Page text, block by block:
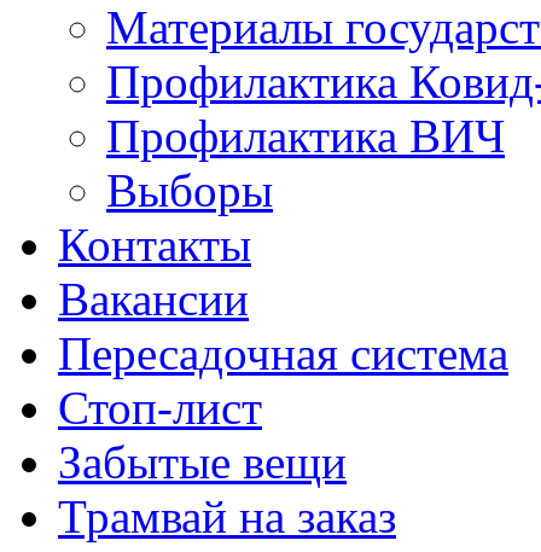
Материалы
Профилактика
Профилактика ВИЧ
Выборы
Контакты
Вакансии
Пересадочная система
Стоп-лист
Забытые вещи
Трамвай на заказ